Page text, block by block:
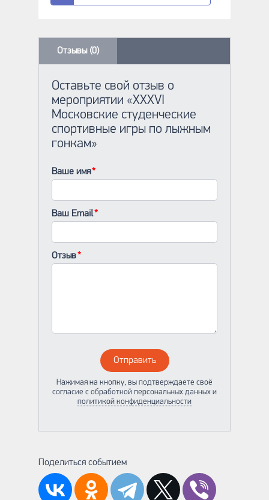
Отзывы (0)
Оставьте свой отзыв о
мероприятии «XXXVI
Московские студенческие
спортивные игры по лыжным
гонкам»
Ваше имя
Ваш Email
Отзыв
Отправить
Нажимая на кнопку, вы подтверждаете своё
согласие с обработкой персональных данных и
политикой конфиденциальности
Поделиться событием